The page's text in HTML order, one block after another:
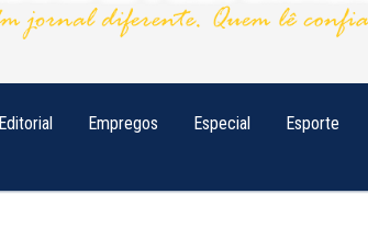
Editorial Empregos Especial Esporte